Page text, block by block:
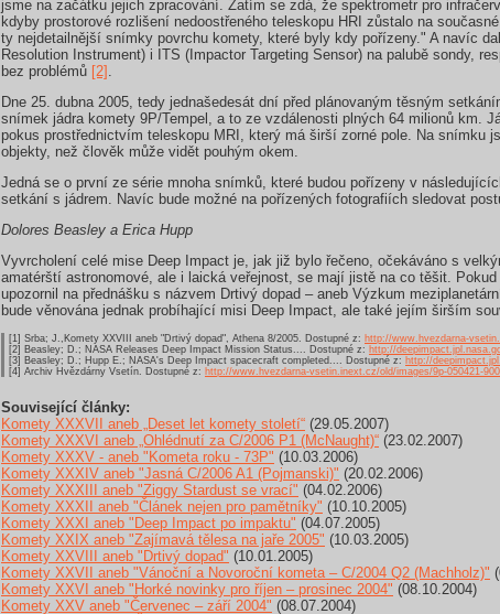
jsme na začátku jejich zpracování. Zatím se zdá, že spektrometr pro
kdyby prostorové rozlišení nedoostřeného teleskopu HRI zůstalo na
ty nejdetailnější snímky povrchu komety, které byly kdy pořízeny." A navíc
Resolution Instrument) i ITS (Impactor Targeting Sensor) na palubě sondy,
bez problémů [2]
Dne 25. dubna 2005, tedy jednašedesát dní před plánovaným těsným
snímek jádra komety 9P/Tempel, a to ze vzdálenosti plných 64 milionů km.
pokus prostřednictvím teleskopu MRI, který má širší zorné pole. Na snímku
objekty, než člověk může vidět pouhým okem.
Jedná se o první ze série mnoha snímků, které budou pořízeny v
setkání s jádrem. Navíc bude možné na pořízených fotografiích sledovat
Dolores Beasley a Erica Hupp
Vyvrcholení celé mise Deep Impact je, jak již bylo řečeno, očekáváno s
amatérští astronomové, ale i laická veřejnost, se mají jistě na co těšit.
upozornil na přednášku s názvem Drtivý dopad – aneb Výzkum
bude věnována jednak probíhající misi Deep Impact, ale také jejím širším
[1] Srba; J.,Komety XXVIII aneb "Drtivý dopad", Athena 8/2005. Dostupné z: http://www.hvezdarna-
[2] Beasley; D.; NASA Releases Deep Impact Mission Status.... Dostupné z: http://
[3] Beasley; D.; Hupp E.; NASA's Deep Impact spacecraft completed.... Dostupné z: http://
[4] Archiv Hvězdárny Vsetín. Dostupné z: http://www.hvezdarna-vsetin.inext.cz/old/images/9p-050421-
Související články:
Komety XXXVII aneb „Deset let komety století“ (29.05.2007)
Komety XXXVI aneb „Ohlédnutí za C/2006 P1 (McNaught)“ (23.02.2007)
Komety XXXV - aneb "Kometa roku - 73P" (10.03.2006)
Komety XXXIV aneb "Jasná C/2006 A1 (Pojmanski)" (20.02.2006)
Komety XXXIII aneb "Ziggy Stardust se vrací" (04.02.2006)
Komety XXXII aneb "Článek nejen pro pamětníky" (10.10.2005)
Komety XXXI aneb "Deep Impact po impaktu" (04.07.2005)
Komety XXIX aneb "Zajímavá tělesa na jaře 2005" (10.03.2005)
Komety XXVIII aneb "Drtivý dopad" (10.01.2005)
Komety XXVII aneb "Vánoční a Novoroční kometa – C/2004 Q2 (Machholz)"
Komety XXVI aneb "Horké novinky pro říjen – prosinec 2004" (08.10.2004)
Komety XXV aneb "Červenec – září 2004" (08.07.2004)